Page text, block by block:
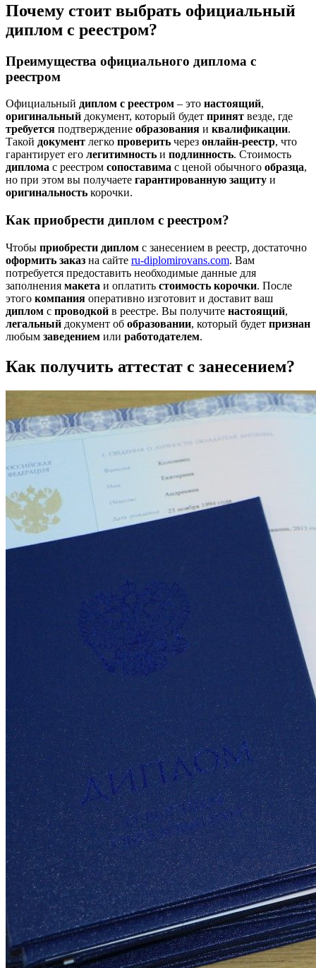
Почему стоит выбрать официальный
диплом с реестром?
Преимущества официального диплома с
реестром
Официальный диплом с реестром – это настоящий,
оригинальный документ, который будет принят везде, где
требуется подтверждение образования и квалификации.
Такой документ легко проверить через онлайн-реестр, что
гарантирует его легитимность и подлинность. Стоимость
диплома с реестром сопоставима с ценой обычного образца,
но при этом вы получаете гарантированную защиту и
оригинальность корочки.
Как приобрести диплом с реестром?
Чтобы приобрести диплом с занесением в реестр, достаточно
оформить заказ на сайте ru-diplomirovans.com. Вам
потребуется предоставить необходимые данные для
заполнения макета и оплатить стоимость корочки. После
этого компания оперативно изготовит и доставит ваш
диплом с проводкой в реестре. Вы получите настоящий,
легальный документ об образовании, который будет признан
любым заведением или работодателем.
Как получить аттестат с занесением?